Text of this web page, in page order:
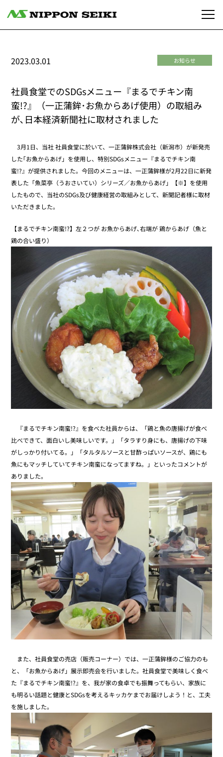
お知らせ
2023.03.01
社員食堂でのSDGsメニュー『まるでチキン南
蛮!?』（一正蒲鉾･お魚からあげ使用）の取組み
が､日本経済新聞社に取材されました
3月1日、当社 社員食堂に於いて、一正蒲鉾株式会社（新潟市）が新発売
した｢お魚からあげ」を使用し、特別SDGsメニュー『まるでチキン南
蛮!?』が提供されました。今回のメニューは、一正蒲鉾様が2月22日に新発
表した「魚菜亭（うおさいてい）シリーズ／お魚からあげ」【※】を使用
したもので、当社のSDGs及び健康経営の取組みとして、新聞記者様に取材
いただきました。
【まるでチキン南蛮!?】左２つが お魚からあげ､右端が 鶏からあげ（魚と
鶏の合い盛り）
『まるでチキン南蛮!?』を食べた社員からは、「鶏と魚の唐揚げが食べ
比べできて、面白いし美味しいです。」「タラすり身にも、唐揚げの下味
がしっかり付いてる。」「タルタルソースと甘酢っぱいソースが、鶏にも
魚にもマッチしていてチキン南蛮になってますね。」といったコメントが
ありました。
また、社員食堂の売店（販売コーナー）では、一正蒲鉾様のご協力のも
と、「お魚からあげ」展示即売会を行いました。社員食堂で美味しく食べ
た『まるでチキン南蛮!?』を、我が家の食卓でも振舞ってもらい、家族に
も明るい話題と健康とSDGsを考えるキッカケまでお届けしよう！と、工夫
を施しました。